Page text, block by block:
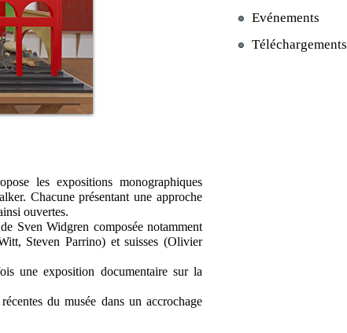
les expositions monographiques
Chacune présentant une approche
ouvertes.
Sven Widgren composée notamment
Steven Parrino) et suisses (Olivier
une exposition documentaire sur la
du musée dans un accrochage
Evénements
Téléchargements